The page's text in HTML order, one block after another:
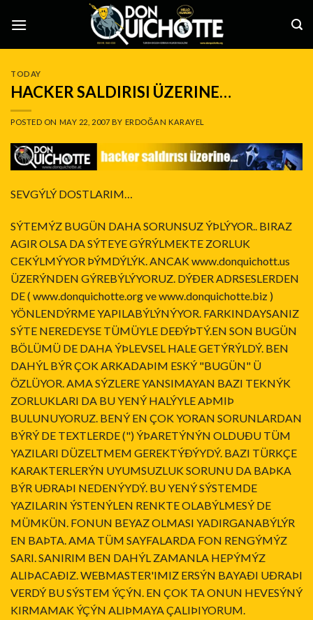
TODAY
HACKER SALDIRISI ÜZERINE…
POSTED ON MAY 22, 2007 BY ERDOĞAN KARAYEL
SEVGÝLÝ DOSTLARIM…
SÝTEMÝZ BUGÜN DAHA SORUNSUZ ÝÞLÝYOR.. BIRAZ
AGIR OLSA DA SÝTEYE GÝRÝLMEKTE ZORLUK
CEKÝLMÝYOR ÞÝMDÝLÝK. ANCAKwww.donquichott.us
ÜZERÝNDEN GÝREBÝLÝYORUZ. DÝÐER ADRSESLERDEN
DE ( www.donquichotte.orgvewww.donquichotte.biz )
YÖNLENDÝRME YAPILABÝLÝNÝYOR. FARKINDAYSANIZ
SÝTE NEREDEYSE TÜMÜYLE DEÐÝÞTÝ.EN SON BUGÜN
BÖLÜMÜ DE DAHA ÝÞLEVSEL HALE GETÝRÝLDÝ. BEN
DAHÝL BÝR ÇOK ARKADAÞIM ESKÝ "BUGÜN" Ü
ÖZLÜYOR. AMA SÝZLERE YANSIMAYAN BAZI TEKNÝK
ZORLUKLARI DA BU YENÝ HALÝYLE AÞMIÞ
BULUNUYORUZ. BENÝ EN ÇOK YORAN SORUNLARDAN
BÝRÝ DE TEXTLERDE (") ÝÞARETÝNÝN OLDUÐU TÜM
YAZILARI DÜZELTMEM GEREKTÝÐÝYDÝ. BAZI TÜRKÇE
KARAKTERLERÝN UYUMSUZLUK SORUNU DA BAÞKA
BÝR UÐRAÞI NEDENÝYDÝ. BU YENÝ SÝSTEMDE
YAZILARIN ÝSTENÝLEN RENKTE OLABÝLMESÝ DE
MÜMKÜN. FONUN BEYAZ OLMASI YADIRGANABÝLÝR
EN BAÞTA. AMA TÜM SAYFALARDA FON RENGÝMÝZ
SARI. SANIRIM BEN DAHÝL ZAMANLA HEPÝMÝZ
ALIÞACAÐIZ. WEBMASTER'IMIZ ERSÝN BAYAÐI UÐRAÞI
VERDÝ BU SÝSTEM ÝÇÝN. EN ÇOK TA ONUN HEVESÝNÝ
KIRMAMAK ÝÇÝN ALIÞMAYA ÇALIÞIYORUM.